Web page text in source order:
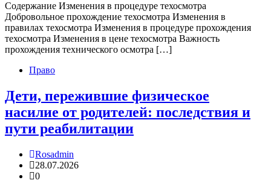
Содержание Изменения в процедуре техосмотра
Добровольное прохождение техосмотра Изменения в
правилах техосмотра Изменения в процедуре прохождения
техосмотра Изменения в цене техосмотра Важность
прохождения технического осмотра […]
Право
Дети, пережившие физическое
насилие от родителей: последствия и
пути реабилитации
Rosadmin
28.07.2026
0